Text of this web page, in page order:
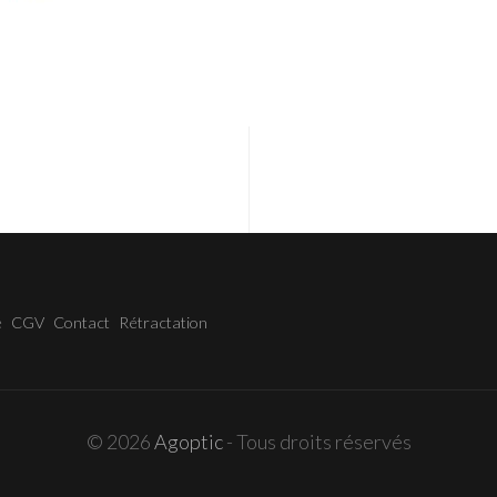
CGV Contact Rétractation
© 2026Agoptic- Tous droits réservés